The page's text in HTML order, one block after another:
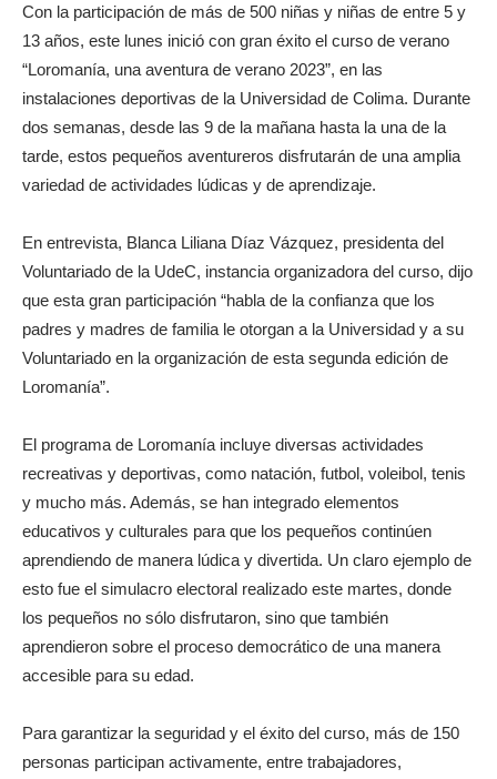
Con la participación de más de 500 niñas y niñas de entre 5 y
13 años, este lunes inició con gran éxito el curso de verano
“Loromanía, una aventura de verano 2023”, en las
instalaciones deportivas de la Universidad de Colima. Durante
dos semanas, desde las 9 de la mañana hasta la una de la
tarde, estos pequeños aventureros disfrutarán de una amplia
variedad de actividades lúdicas y de aprendizaje.
En entrevista, Blanca Liliana Díaz Vázquez, presidenta del
Voluntariado de la UdeC, instancia organizadora del curso, dijo
que esta gran participación “habla de la confianza que los
padres y madres de familia le otorgan a la Universidad y a su
Voluntariado en la organización de esta segunda edición de
Loromanía”.
El programa de Loromanía incluye diversas actividades
recreativas y deportivas, como natación, futbol, voleibol, tenis
y mucho más. Además, se han integrado elementos
educativos y culturales para que los pequeños continúen
aprendiendo de manera lúdica y divertida. Un claro ejemplo de
esto fue el simulacro electoral realizado este martes, donde
los pequeños no sólo disfrutaron, sino que también
aprendieron sobre el proceso democrático de una manera
accesible para su edad.
Para garantizar la seguridad y el éxito del curso, más de 150
personas participan activamente, entre trabajadores,